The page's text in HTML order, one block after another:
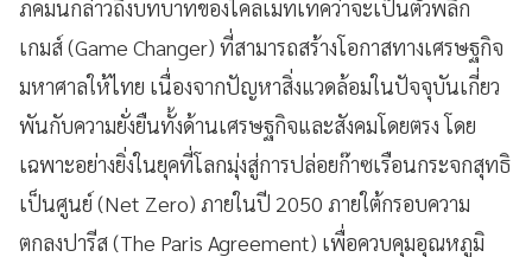
ภคมนกล่าวถึงบทบาทของไคลเมทเทคว่าจะเป็นตัวพลิก
เกมส์ (Game Changer) ที่สามารถสร้างโอกาสทางเศรษฐกิจ
มหาศาลให้ไทย เนื่องจากปัญหาสิ่งแวดล้อมในปัจจุบันเกี่ยว
พันกับความยั่งยืนทั้งด้านเศรษฐกิจและสังคมโดยตรง โดย
เฉพาะอย่างยิ่งในยุคที่โลกมุ่งสู่การปล่อยก๊าซเรือนกระจกสุทธิ
เป็นศูนย์ (Net Zero) ภายในปี 2050 ภายใต้กรอบความ
ตกลงปารีส (The Paris Agreement) เพื่อควบคุมอุณหภูมิ